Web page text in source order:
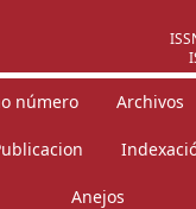
número Archivos
Anejos